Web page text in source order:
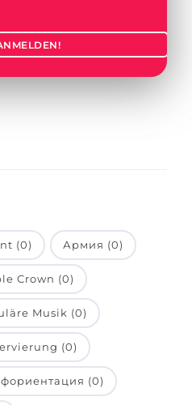
werden
…
(0) Армия (0)
Crown (0)
Musik (0)
(0)
(0)